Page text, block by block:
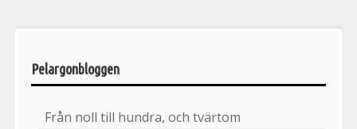
Pelargonbloggen
Från noll till hundra, och tvärtom